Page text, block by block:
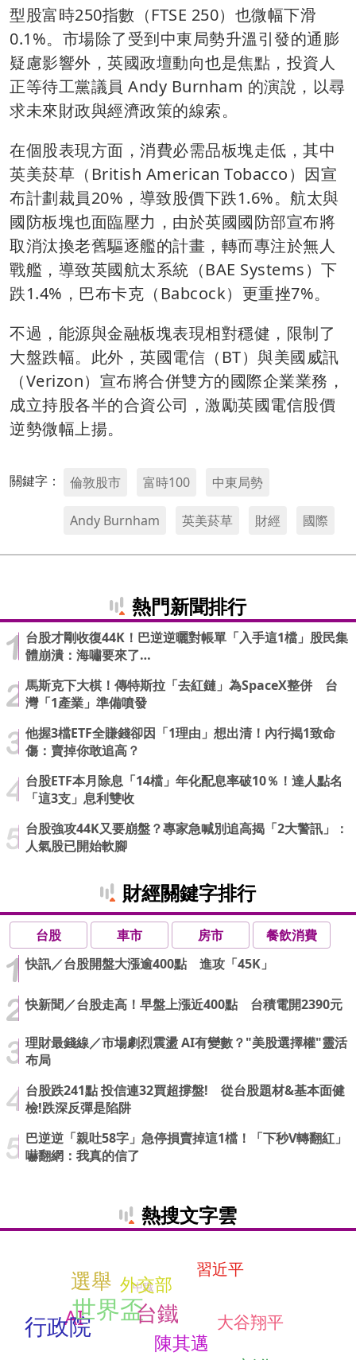
型股富時250指數（FTSE 250）也微幅下滑
0.1%。市場除了受到中東局勢升溫引發的通膨
疑慮影響外，英國政壇動向也是焦點，投資人
正等待工黨議員 Andy Burnham 的演說，以尋
求未來財政與經濟政策的線索。
在個股表現方面，消費必需品板塊走低，其中
英美菸草（British American Tobacco）因宣
布計劃裁員20%，導致股價下跌1.6%。航太與
國防板塊也面臨壓力，由於英國國防部宣布將
取消汰換老舊驅逐艦的計畫，轉而專注於無人
戰艦，導致英國航太系統（BAE Systems）下
跌1.4%，巴布卡克（Babcock）更重挫7%。
不過，能源與金融板塊表現相對穩健，限制了
大盤跌幅。此外，英國電信（BT）與美國威訊
（Verizon）宣布將合併雙方的國際企業業務，
成立持股各半的合資公司，激勵英國電信股價
逆勢微幅上揚。
關鍵字： 倫敦股市 富時100 中東局勢
Andy Burnham 英美菸草 財經 國際
熱門新聞排行
台股才剛收復44K！巴逆逆曬對帳單「入手這1檔」股民集
體崩潰：海嘯要來了…
馬斯克下大棋！傳特斯拉「去紅鏈」為SpaceX整併 台
灣「1產業」準備噴發
他握3檔ETF全賺錢卻因「1理由」想出清！內行揭1致命
傷：賣掉你敢追高？
台股ETF本月除息「14檔」年化配息率破10％！達人點名
「這3支」息利雙收
台股強攻44K又要崩盤？專家急喊別追高揭「2大警訊」：
人氣股已開始軟腳
財經關鍵字排行
台股 車市 房市
餐飲消費
快訊／台股開盤大漲逾400點 進攻「45K」
快新聞／台股走高！早盤上漲近400點 台積電開2390元
理財最錢線／市場劇烈震盪 AI有變數？"美股選擇權"靈活
布局
台股跌241點 投信連32買超撐盤! 從台股題材&基本面健
檢!跌深反彈是陷阱
巴逆逆「親吐58字」急停損賣掉這1檔！「下秒V轉翻紅」
嚇翻網：我真的信了
熱搜文字雲
AI
陳其邁
行政院
選舉 中職
世界盃
習近平
外交部
大谷翔平
台鐵